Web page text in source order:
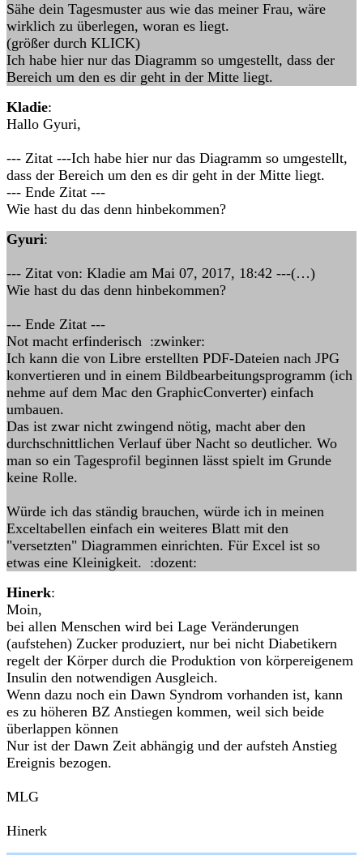
Sähe dein Tagesmuster aus wie das meiner Frau, wäre
wirklich zu überlegen, woran es liegt.
(größer durch KLICK)
Ich habe hier nur das Diagramm so umgestellt, dass der
Bereich um den es dir geht in der Mitte liegt.
Kladie:
Hallo Gyuri,
--- Zitat ---Ich habe hier nur das Diagramm so umgestellt,
dass der Bereich um den es dir geht in der Mitte liegt.
--- Ende Zitat ---
Wie hast du das denn hinbekommen?
Gyuri:
--- Zitat von: Kladie am Mai 07, 2017, 18:42 ---(…)
Wie hast du das denn hinbekommen?
--- Ende Zitat ---
Not macht erfinderisch :zwinker:
Ich kann die von Libre erstellten PDF-Dateien nach JPG
konvertieren und in einem Bildbearbeitungsprogramm (ich
nehme auf dem Mac den GraphicConverter) einfach
umbauen.
Das ist zwar nicht zwingend nötig, macht aber den
durchschnittlichen Verlauf über Nacht so deutlicher. Wo
man so ein Tagesprofil beginnen lässt spielt im Grunde
keine Rolle.
Würde ich das ständig brauchen, würde ich in meinen
Exceltabellen einfach ein weiteres Blatt mit den
"versetzten" Diagrammen einrichten. Für Excel ist so
etwas eine Kleinigkeit. :dozent:
Hinerk:
Moin,
bei allen Menschen wird bei Lage Veränderungen
(aufstehen) Zucker produziert, nur bei nicht Diabetikern
regelt der Körper durch die Produktion von körpereigenem
Insulin den notwendigen Ausgleich.
Wenn dazu noch ein Dawn Syndrom vorhanden ist, kann
es zu höheren BZ Anstiegen kommen, weil sich beide
überlappen können
Nur ist der Dawn Zeit abhängig und der aufsteh Anstieg
Ereignis bezogen.
MLG
Hinerk